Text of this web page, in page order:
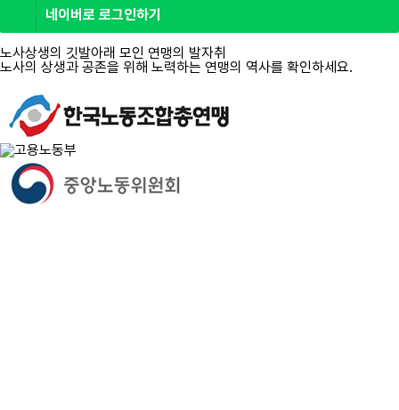
네이버로 로그인하기
노사상생의 깃발아래 모인 연맹의 발자취
노사의 상생과 공존을 위해 노력하는 연맹의 역사를 확인하세요.